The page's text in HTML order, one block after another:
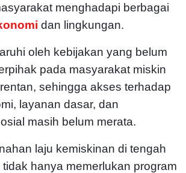
menghadapi berbagai
dan lingkungan.
oleh kebijakan yang belum
pada masyarakat miskin
sehingga akses terhadap
layanan dasar, dan
masih belum merata.
laju kemiskinan di tengah
hanya memerlukan program